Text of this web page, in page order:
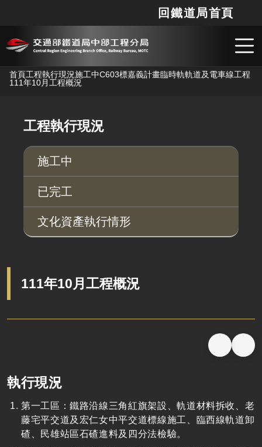
跳到主要內容
回鐵道局首頁
首頁工程執行現況施工中C603標嘉義計畫臨時軌軌道及電車線工程
111年10月工程概況
工程執行現況
施工中
已完工
文化資產執行情形
111年10月工程概況
執行現況
第一工區：鐵路沿線三角紅旗架設、軌道材料拆收、老
藤宅平交道及宏仁女中平交道標線施工、臨西線軌道卸
碴、民雄站區石碴進料及四分法檢驗。